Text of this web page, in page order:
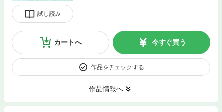
試し読み
カートへ 今すぐ買う
作品をチェックする
作品情報へ